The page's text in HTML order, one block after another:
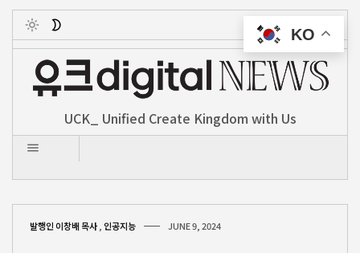
Toggle
UCK_ Unified Create Kingdom with Us
발행인 이창배 목사 인공지능 JUNE 9, 2024
KO